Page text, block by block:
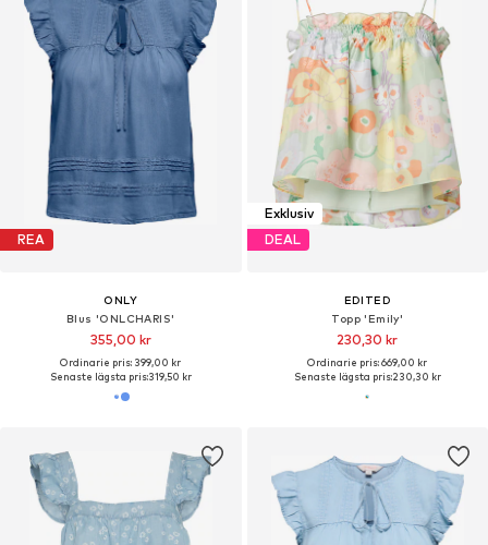
REA
ONLY
Blus 'ONLCHARIS'
355,00 kr
Ordinarie pris: 399,00 kr
Senaste lägsta pris:319,50 kr
Exklusiv
DEAL
EDITED
Topp 'Emily'
230,30 kr
Ordinarie pris: 669,00 kr
Senaste lägsta pris:230,30 kr